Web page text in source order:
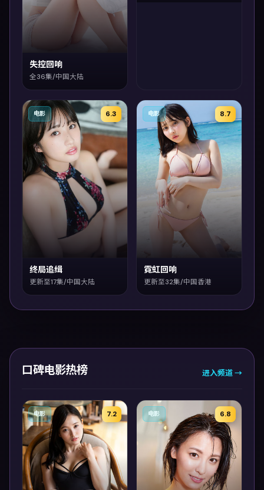
失控回响
全36集/中国大陆
6.3
电影
终局追缉
更新至17集/中国大陆
8.7
电影
霓虹回响
更新至32集/中国香港
口碑电影热榜 进入频道 →
7.2
电影 6.8
电影